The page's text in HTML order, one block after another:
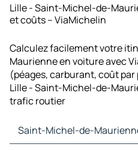
Lille - Saint-Michel-de-
et coûts – ViaMichelin
Calculez facilement votre
Maurienne en voiture avec
(péages, carburant, coût
Lille - Saint-Michel-de-
trafic routier
Saint-Michel-de-